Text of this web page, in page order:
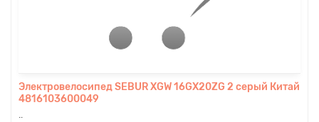
Электровелосипед SEBUR XGW 16GX20ZG 2 серый Китай
4816103600049
..